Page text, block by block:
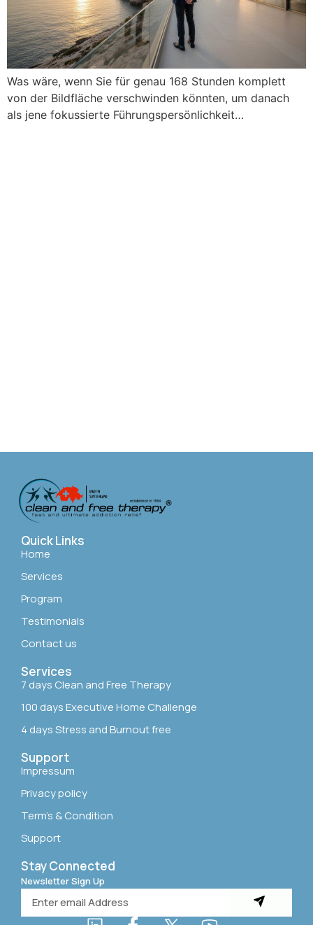
Was wäre, wenn Sie für genau 168 Stunden komplett
von der Bildfläche verschwinden könnten, um danach
als jene fokussierte Führungspersönlichkeit…
Quick Links
Home
Services
Program
Testimonials
Contact us
Services
7 days Clean and Free Therapy
100 days Executive Home Challenge
4 days Stress and Burnout free
Support
Impressum
Privacy policy
Term’s & Condition
Support
Stay Connected
Newsletter Sign Up